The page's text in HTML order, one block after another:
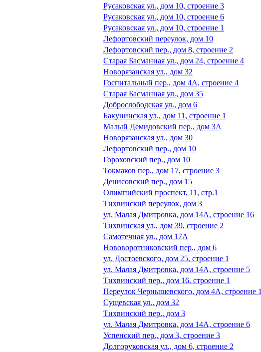
Русаковская ул., дом 10, строение 3
Русаковская ул., дом 10, строение 6
Русаковская ул., дом 10, строение 1
Лефортовский переулок, дом 10
Лефортовский пер., дом 8, строение 2
Старая Басманная ул., дом 24, строение 4
Новорязанская ул., дом 32
Госпитальный пер., дом 4А, строение 4
Старая Басманная ул., дом 35
Доброслободская ул., дом 6
Бакунинская ул., дом 11, строение 1
Малый Демидовский пер., дом 3А
Новорязанская ул., дом 30
Лефортовский пер., дом 10
Гороховский пер., дом 10
Токмаков пер., дом 17, строение 3
Денисовский пер., дом 15
Олимпийский проспект, 11, стр.1
Тихвинский переулок, дом 3
ул. Малая Дмитровка, дом 14А, строение 16
Тихвинская ул., дом 39, строение 2
Самотечная ул., дом 17А
Нововоротниковский пер., дом 6
ул. Достоевского, дом 25, строение 1
ул. Малая Дмитровка, дом 14А, строение 5
Тихвинский пер., дом 16, строение 1
Переулок Чернышевского, дом 4А, строение 1
Сущевская ул., дом 32
Тихвинский пер., дом 3
ул. Малая Дмитровка, дом 14А, строение 6
Успенский пер., дом 3, строение 3
Долгоруковская ул., дом 6, строение 2